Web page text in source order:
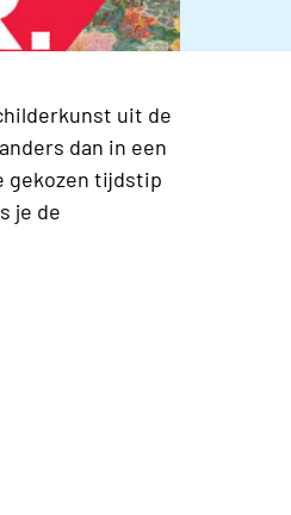
uit de
dan in een
gekozen tijdstip
je de